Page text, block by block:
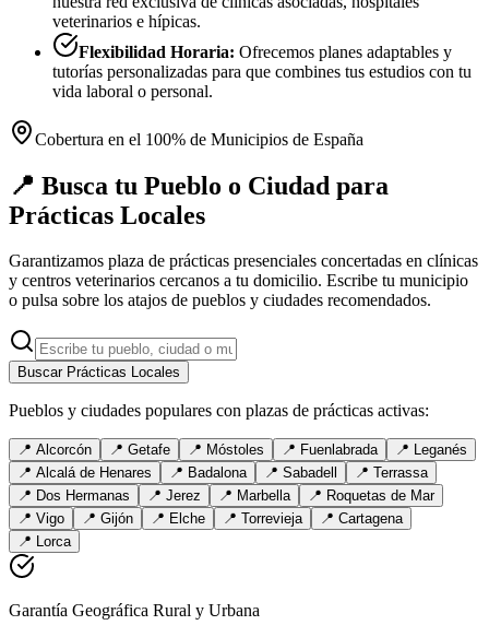
veterinarios e hípicas.
Flexibilidad Horaria: Ofrecemos planes adaptables y
tutorías personalizadas para que combines tus estudios con tu
vida laboral o personal.
Cobertura en el 100% de Municipios de España
📍 Busca tu Pueblo o Ciudad para
Prácticas Locales
Garantizamos plaza de prácticas presenciales concertadas en clínicas
y centros veterinarios cercanos a tu domicilio. Escribe tu municipio
o pulsa sobre los atajos de pueblos y ciudades recomendados.
Buscar Prácticas Locales
Pueblos y ciudades populares con plazas de prácticas activas:
📍 Alcorcón 📍 Getafe 📍 Móstoles 📍 Fuenlabrada 📍 Leganés
📍 Alcalá de Henares 📍 Badalona 📍 Sabadell 📍 Terrassa
📍 Dos Hermanas 📍 Jerez 📍 Marbella 📍 Roquetas de Mar
📍 Vigo 📍 Gijón 📍 Elche 📍 Torrevieja 📍 Cartagena
📍 Lorca
Garantía Geográfica Rural y Urbana